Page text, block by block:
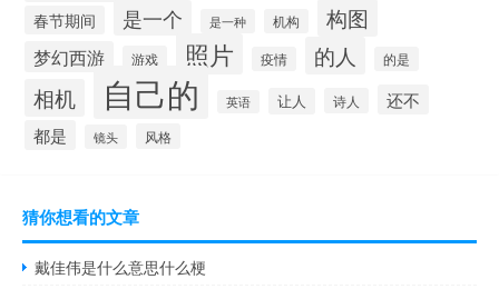
春节期间 是一个 是一种 机构 构图
梦幻西游 游戏 照片 疫情 的人 的是
相机 自己的 英语 让人 诗人
还不
都是
镜头 风格
猜你想看的文章
戴佳伟是什么意思什么梗